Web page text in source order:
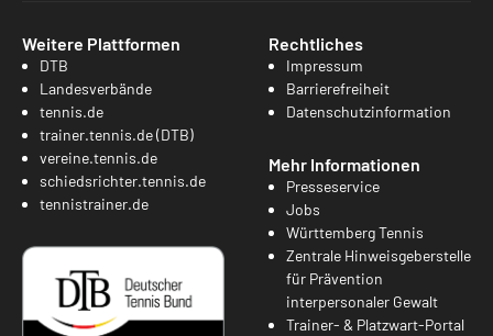
Weitere Plattformen
DTB
Landesverbände
tennis.de
trainer.tennis.de (DTB)
vereine.tennis.de
schiedsrichter.tennis.de
tennistrainer.de
Rechtliches
Impressum
Barrierefreiheit
Datenschutzinformation
Mehr Informationen
Presseservice
Jobs
Württemberg Tennis
Zentrale Hinweisgeberstelle
für Prävention
interpersonaler Gewalt
Trainer- & Platzwart-Portal